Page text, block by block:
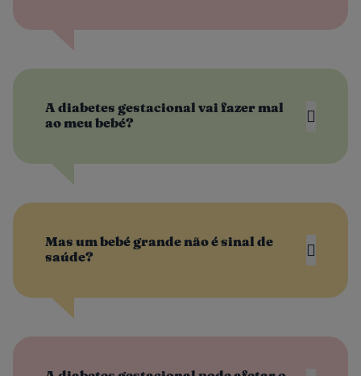
A diabetes gestacional vai fazer mal
ao meu bebé?
Mas um bebé grande não é sinal de
saúde?